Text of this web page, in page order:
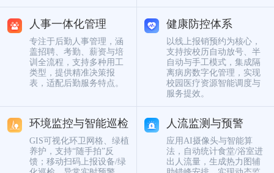
人事一体化管理
专注于后勤人事管理，涵
盖招聘、考勤、薪资与培
训全流程，支持多种用工
类型，提供精准决策报
表，适配后勤服务特点。
健康防控体系
以线上报销预约为核心，
支持按校历自动放号、半
自动与手工模式，集成隔
离病房数字化管理，实现
校园医疗资源智能调度与
服务提效。
环境监控与智能巡检
GIS可视化环卫网格、绿植
养护，支持“随手拍”反
馈；移动扫码上报设备/绿
人流监测与预警
应用AI摄像头与智能算
法，自动统计食堂/浴室进
出人流量，生成热力图辅